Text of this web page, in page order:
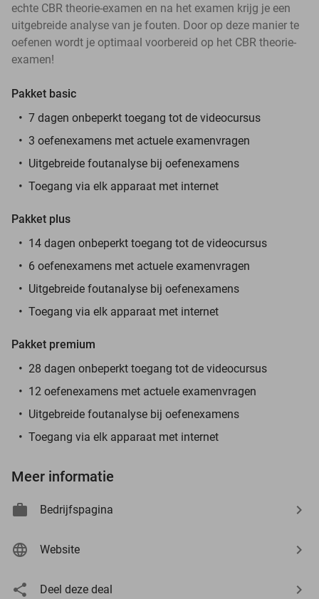
echte CBR theorie-examen en na het examen krijg je een
uitgebreide analyse van je fouten. Door op deze manier te
oefenen wordt je optimaal voorbereid op het CBR theorie-
examen!
Pakket basic
7 dagen onbeperkt toegang tot de videocursus
3 oefenexamens met actuele examenvragen
Uitgebreide foutanalyse bij oefenexamens
Toegang via elk apparaat met internet
Pakket plus
14 dagen onbeperkt toegang tot de videocursus
6 oefenexamens met actuele examenvragen
Uitgebreide foutanalyse bij oefenexamens
Toegang via elk apparaat met internet
Pakket premium
28 dagen onbeperkt toegang tot de videocursus
12 oefenexamens met actuele examenvragen
Uitgebreide foutanalyse bij oefenexamens
Toegang via elk apparaat met internet
Meer informatie
Bedrijfspagina
Website
Deel deze deal